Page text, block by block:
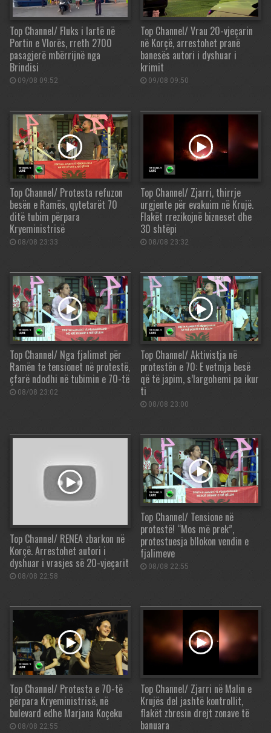
Top Channel/ Fluks i lartë në
Portin e Vlorës, rreth 2700
pasagjerë mbërrijnë nga
Brindisi
09/08 09:52
Top Channel/ Vrau 20-vjeçarin
në Korçë, arrestohet pranë
banesës autori i dyshuar i
krimit
09/08 09:50
Top Channel/ Protesta refuzon
besën e Ramës, qytetarët 70
ditë tubim përpara
Kryeministrisë
08/08 23:33
Top Channel/ Zjarri, thirrje
urgjente për evakuim në Krujë.
Flakët rrezikojnë bizneset dhe
30 shtëpi
08/08 23:32
Top Channel/ Nga fjalimet për
Ramën te tensionet në protestë,
çfarë ndodhi në tubimin e 70-të
08/08 23:02
Top Channel/ Aktivistja në
protestën e 70: E vetmja besë
që të japim, s’largohemi pa ikur
ti
08/08 23:00
Top Channel/ RENEA zbarkon në
Korçë. Arrestohet autori i
dyshuar i vrasjes së 20-vjeçarit
08/08 22:58
Top Channel/ Tensione në
protestë! “Mos më prek”,
protestuesja bllokon vendin e
fjalimeve
08/08 22:55
Top Channel/ Protesta e 70-të
përpara Kryeministrisë, në
bulevard edhe Marjana Koçeku
08/08 22:55
Top Channel/ Zjarri në Malin e
Krujës del jashtë kontrollit,
flakët zbresin drejt zonave të
banuara